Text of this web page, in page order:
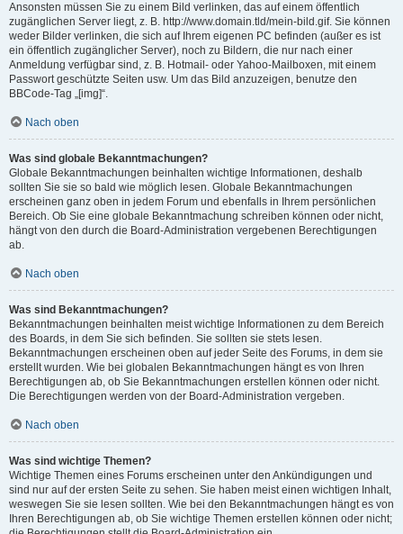
Ansonsten müssen Sie zu einem Bild verlinken, das auf einem öffentlich
zugänglichen Server liegt, z. B. http://www.domain.tld/mein-bild.gif. Sie können
weder Bilder verlinken, die sich auf Ihrem eigenen PC befinden (außer es ist
ein öffentlich zugänglicher Server), noch zu Bildern, die nur nach einer
Anmeldung verfügbar sind, z. B. Hotmail- oder Yahoo-Mailboxen, mit einem
Passwort geschützte Seiten usw. Um das Bild anzuzeigen, benutze den
BBCode-Tag „[img]“.
Nach oben
Was sind globale Bekanntmachungen?
Globale Bekanntmachungen beinhalten wichtige Informationen, deshalb
sollten Sie sie so bald wie möglich lesen. Globale Bekanntmachungen
erscheinen ganz oben in jedem Forum und ebenfalls in Ihrem persönlichen
Bereich. Ob Sie eine globale Bekanntmachung schreiben können oder nicht,
hängt von den durch die Board-Administration vergebenen Berechtigungen
ab.
Nach oben
Was sind Bekanntmachungen?
Bekanntmachungen beinhalten meist wichtige Informationen zu dem Bereich
des Boards, in dem Sie sich befinden. Sie sollten sie stets lesen.
Bekanntmachungen erscheinen oben auf jeder Seite des Forums, in dem sie
erstellt wurden. Wie bei globalen Bekanntmachungen hängt es von Ihren
Berechtigungen ab, ob Sie Bekanntmachungen erstellen können oder nicht.
Die Berechtigungen werden von der Board-Administration vergeben.
Nach oben
Was sind wichtige Themen?
Wichtige Themen eines Forums erscheinen unter den Ankündigungen und
sind nur auf der ersten Seite zu sehen. Sie haben meist einen wichtigen Inhalt,
weswegen Sie sie lesen sollten. Wie bei den Bekanntmachungen hängt es von
Ihren Berechtigungen ab, ob Sie wichtige Themen erstellen können oder nicht;